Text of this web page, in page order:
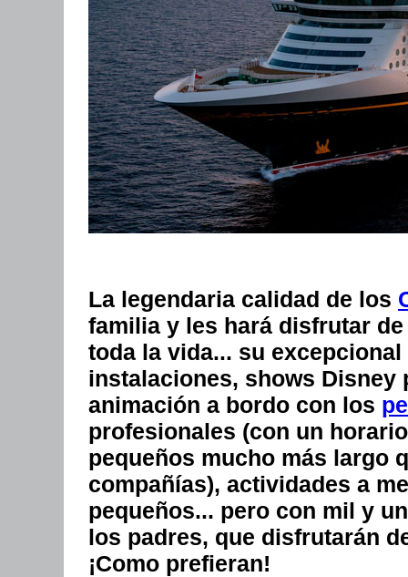
La legendaria calidad de los
familia y les hará disfrutar
toda la vida... su
instalaciones, shows Disney
animación a bordo con los
profesionales (con un
pequeños mucho más largo
compañías), actividades a
pequeños... pero con mil y
los padres, que disfrutarán
¡Como prefieran!